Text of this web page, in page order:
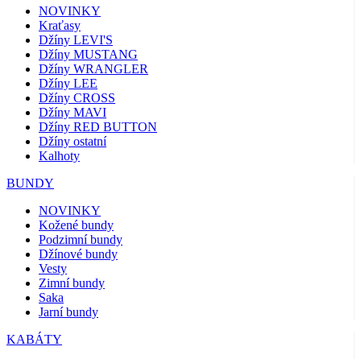
NOVINKY
Kraťasy
Džíny LEVI'S
Džíny MUSTANG
Džíny WRANGLER
Džíny LEE
Džíny CROSS
Džíny MAVI
Džíny RED BUTTON
Džíny ostatní
Kalhoty
BUNDY
NOVINKY
Kožené bundy
Podzimní bundy
Džínové bundy
Vesty
Zimní bundy
Saka
Jarní bundy
KABÁTY